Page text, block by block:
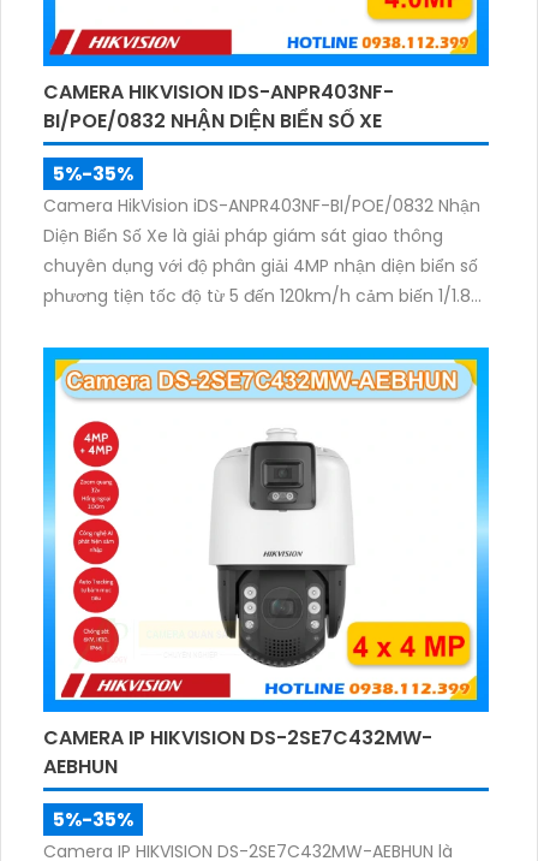
CAMERA HIKVISION IDS-ANPR403NF-
BI/POE/0832 NHẬN DIỆN BIỂN SỐ XE
5%-35%
Camera HikVision iDS-ANPR403NF-BI/POE/0832 Nhận
Diện Biển Số Xe là giải pháp giám sát giao thông
chuyên dụng với độ phân giải 4MP nhận diện biển số
phương tiện tốc độ từ 5 đến 120km/h cảm biến 1/1.8
ảnh rõ nét.
CAMERA IP HIKVISION DS-2SE7C432MW-
AEBHUN
5%-35%
Camera IP HIKVISION DS-2SE7C432MW-AEBHUN là